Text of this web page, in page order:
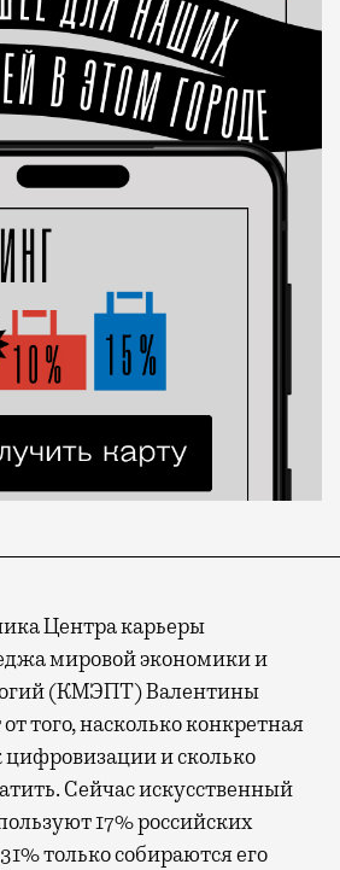
часто берет
но и ноутбук.
чаще превращается
а в возможность
или спланировать
например
билеты и рестораны.
Центра карьеры
мировой экономики и
(КМЭПТ) Валентины
того, насколько конкретная
цифровизации и сколько
Сейчас искусственный
17% российских
только собираются его